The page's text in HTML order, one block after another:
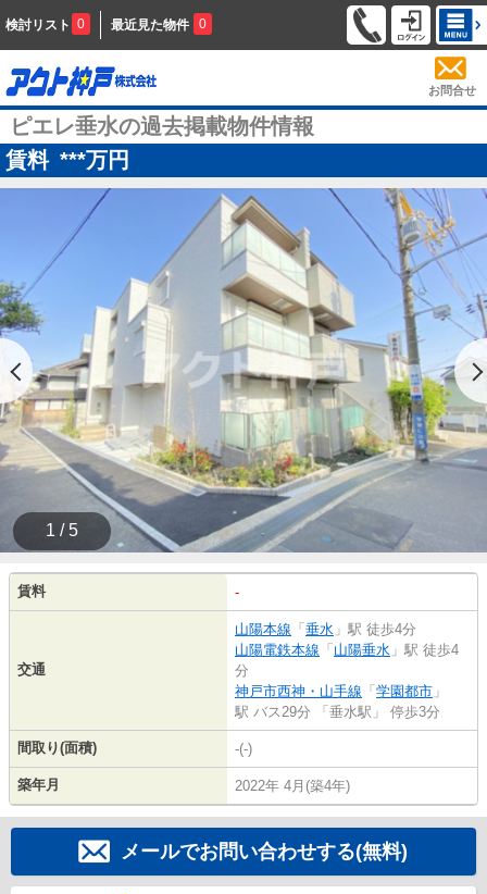
検討リスト 0 最近見た物件 0
お問合せ
ピエレ垂水の過去掲載物件情報
賃料 ***万円
1 / 5
賃料 -
交通
山陽本線 「 垂水 」駅 徒歩4分
山陽電鉄本線 「 山陽垂水 」駅 徒歩4
分
神戸市西神・山手線 「 学園都市 」
駅 バス29分 「垂水駅」 停歩3分
間取り(面積) -(-)
築年月 2022年 4月(築4年)
メールでお問い合わせする(無料)